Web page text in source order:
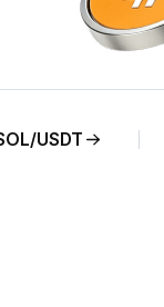
USDT